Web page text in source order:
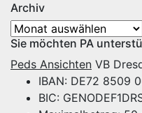
Archiv
Archiv
Sie möchten PA
Peds Ansichten VB
IBAN: DE72 8509
BIC: